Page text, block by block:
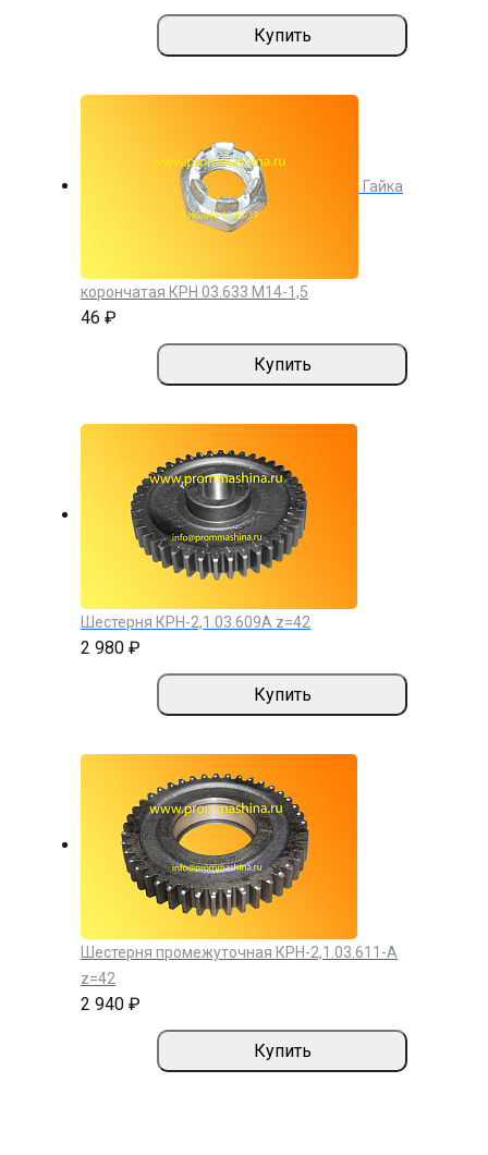
Купить
Гайка
корончатая КРН 03.633 М14-1,5
46 ₽
Купить
Шестерня КРН-2,1.03.609А z=42
2 980 ₽
Купить
Шестерня промежуточная КРН-2,1.03.611-A
z=42
2 940 ₽
Купить